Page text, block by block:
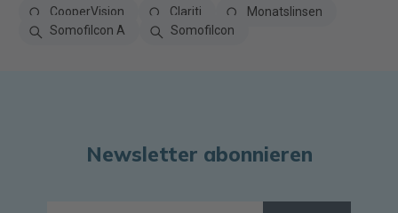
CooperVision Clariti
Monatslinsen
Somofilcon A
Somofilcon
Newsletter abonnieren